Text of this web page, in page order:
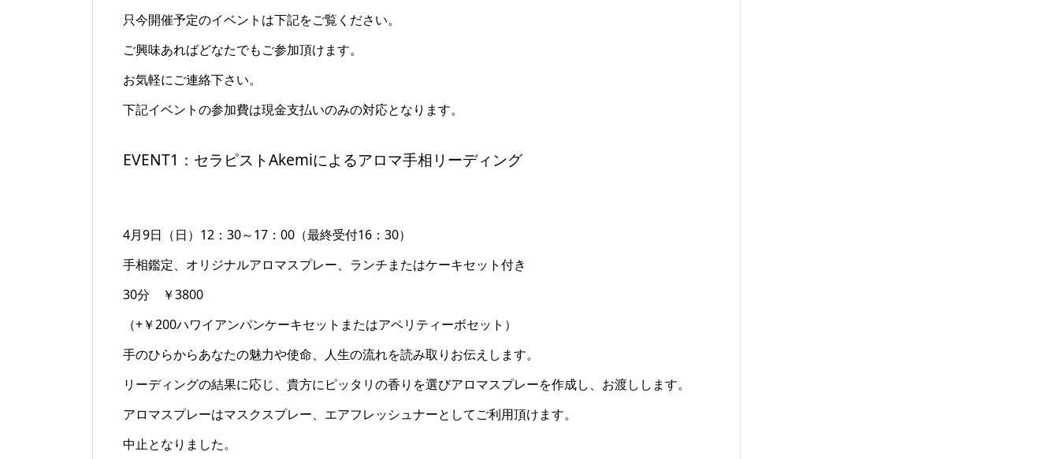
只今開催予定のイベントは下記をご覧ください。
ご興味あればどなたでもご参加頂けます。
お気軽にご連絡下さい。
下記イベントの参加費は現金支払いのみの対応となります。
EVENT1：セラピストAkemiによるアロマ手相リーディング
4月9日（日）12：30～17：00（最終受付16：30）
手相鑑定、オリジナルアロマスプレー、ランチまたはケーキセット付き
30分 ￥3800
（+￥200ハワイアンパンケーキセットまたはアペリティーボセット）
手のひらからあなたの魅力や使命、人生の流れを読み取りお伝えします。
リーディングの結果に応じ、貴方にピッタリの香りを選びアロマスプレーを作成し、お渡しします。
アロマスプレーはマスクスプレー、エアフレッシュナーとしてご利用頂けます。
中止となりました。